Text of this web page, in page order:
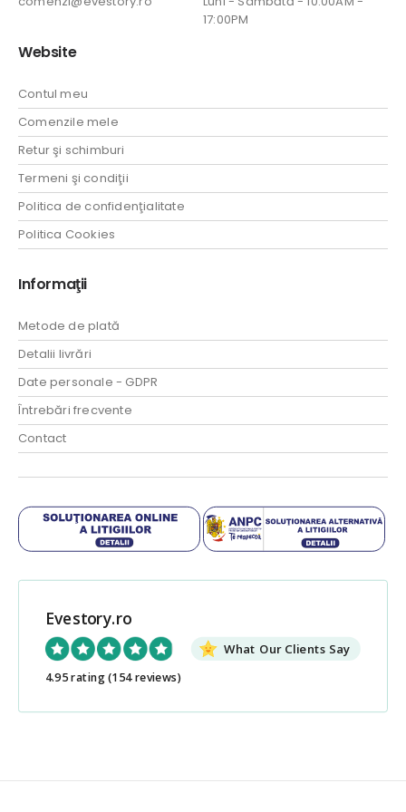
17:00PM
Website
Contul meu
Comenzile mele
Retur şi schimburi
Termeni şi condiţii
Politica de confidenţialitate
Politica Cookies
Informaţii
Metode de plată
Detalii livrări
Date personale - GDPR
Întrebări frecvente
Contact
Evestory.ro
What Our Clients Say
4.95 rating(154 reviews)